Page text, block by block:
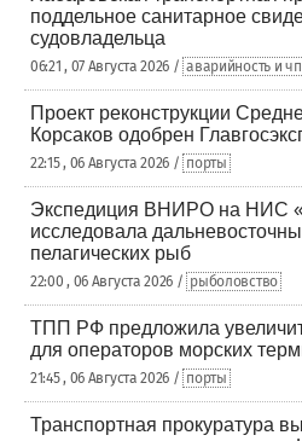
поддельное санитарное
судовладельца
06:21 , 07 Августа 2026 / аварийность и чп
Проект реконструкции
Корсаков одобрен
22:15 , 06 Августа 2026 / порты
Экспедиция ВНИРО на НИС
исследовала
пелагических рыб
22:00 , 06 Августа 2026 / рыболовство
ТПП РФ предложила
для операторов морских
21:45 , 06 Августа 2026 / порты
Транспортная прокуратура